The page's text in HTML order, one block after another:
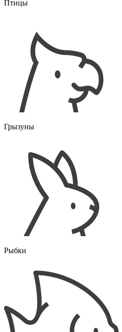
Птицы
Грызуны
Рыбки